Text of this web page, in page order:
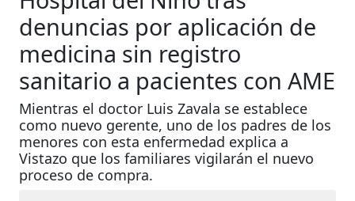
denuncias por aplicación de
medicina sin registro
sanitario a pacientes con AME
Mientras el doctor Luis Zavala se establece
como nuevo gerente, uno de los padres de los
menores con esta enfermedad explica a
Vistazo que los familiares vigilarán el nuevo
proceso de compra.